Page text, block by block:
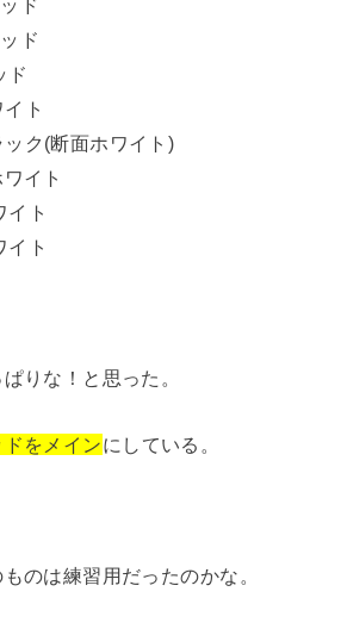
ド
ト
(断面ホワイト)
イト
ト
ト
りな！と思った。
をメインにしている。
のは練習用だったのかな。